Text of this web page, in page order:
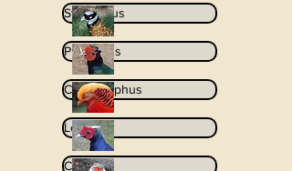
Syrmaticus
Phasianus
Chrysolophus
Lophura
Catreus